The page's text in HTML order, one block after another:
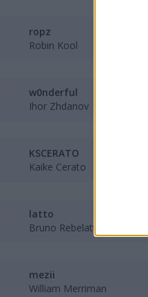
ropz
Robin Kool
w0nderful
Ihor Zhdanov
KSCERATO
Kaike Cerato
latto
Bruno Rebelatto
mezii
William Merriman